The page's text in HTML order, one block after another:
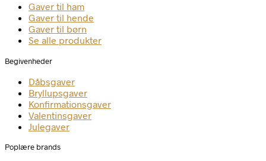
Gaver til ham
Gaver til hende
Gaver til børn
Se alle produkter
Begivenheder
Dåbsgaver
Bryllupsgaver
Konfirmationsgaver
Valentinsgaver
Julegaver
Poplære brands